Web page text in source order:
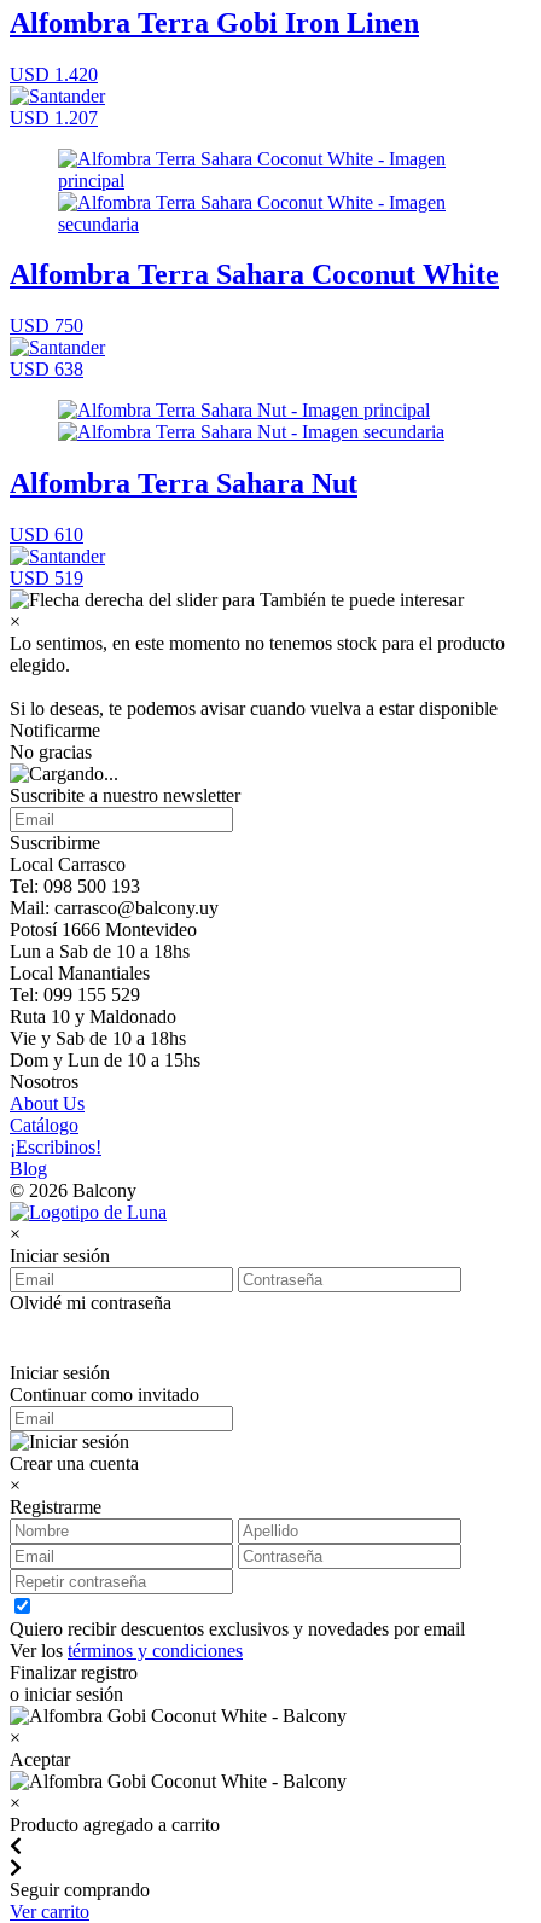
Alfombra Terra Gobi Iron Linen
USD 1.420
USD 1.207
Alfombra Terra Sahara Coconut White
USD 750
USD 638
Alfombra Terra Sahara Nut
USD 610
USD 519
×
Lo sentimos, en este momento no tenemos stock para el producto
elegido.
Si lo deseas, te podemos avisar cuando vuelva a estar disponible
Notificarme
No gracias
Suscribite a nuestro newsletter
Suscribirme
Local Carrasco
Tel: 098 500 193
Mail: carrasco@balcony.uy
Potosí 1666 Montevideo
Lun a Sab de 10 a 18hs
Local Manantiales
Tel: 099 155 529
Ruta 10 y Maldonado
Vie y Sab de 10 a 18hs
Dom y Lun de 10 a 15hs
Nosotros
About Us
Catálogo
¡Escribinos!
Blog
© 2026 Balcony
×
Iniciar sesión
Olvidé mi contraseña
Iniciar sesión
Continuar como invitado
Crear una cuenta
×
Registrarme
Quiero recibir descuentos exclusivos y novedades por email
Ver los términos y condiciones
Finalizar registro
o iniciar sesión
×
Aceptar
×
Producto agregado a carrito
Seguir comprando
Ver carrito